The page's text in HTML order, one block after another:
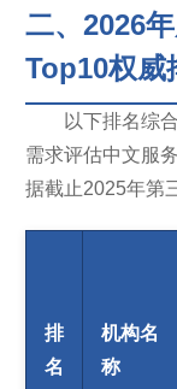
二、2026
Top10权威
以下排名综
需求评估中文服
据截止2025年第
排
名
机构名
称